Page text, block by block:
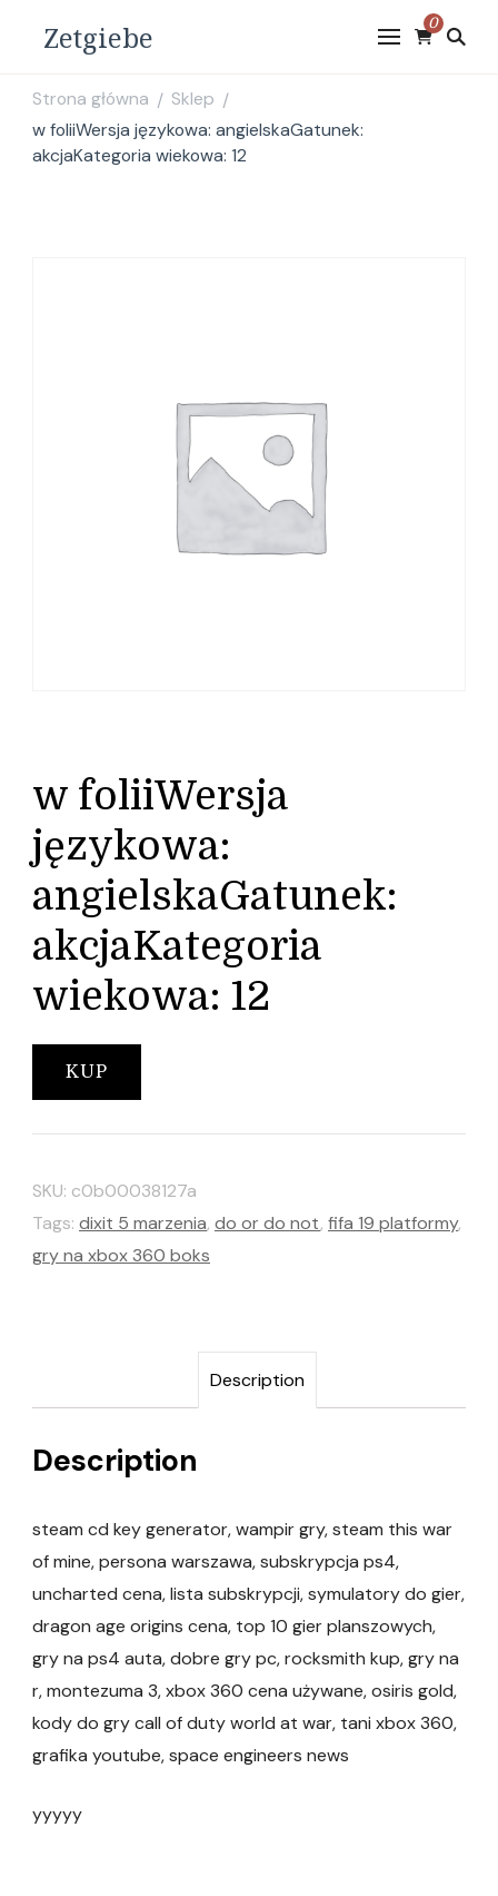
Zetgiebe 0
Strona główna / Sklep /
w foliiWersja językowa: angielskaGatunek:
akcjaKategoria wiekowa: 12
w foliiWersja
językowa:
angielskaGatunek:
akcjaKategoria
wiekowa: 12
KUP
SKU: c0b00038127a
Tags: dixit 5 marzenia, do or do not, fifa 19 platformy,
gry na xbox 360 boks
Description
Description
steam cd key generator, wampir gry, steam this war
of mine, persona warszawa, subskrypcja ps4,
uncharted cena, lista subskrypcji, symulatory do gier,
dragon age origins cena, top 10 gier planszowych,
gry na ps4 auta, dobre gry pc, rocksmith kup, gry na
r, montezuma 3, xbox 360 cena używane, osiris gold,
kody do gry call of duty world at war, tani xbox 360,
grafika youtube, space engineers news
yyyyy